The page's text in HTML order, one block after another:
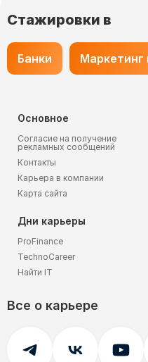
Стажировки в
Банки Маркетинг
Все о карьере
Основное
Согласие на получение
рекламных сообщений
Контакты
Карьера в компании
Карта сайта
Дни карьеры
ProFinance
TechnoCareer
Найти IT